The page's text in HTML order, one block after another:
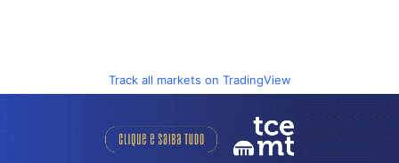
Track all markets on TradingView